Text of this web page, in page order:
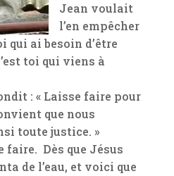
Jean voulait
l’en empêcher
qui ai besoin d’être
toi qui viens à
: « Laisse faire pour
que nous
toute justice. »
faire. Dès que Jésus
de l’eau, et voici que